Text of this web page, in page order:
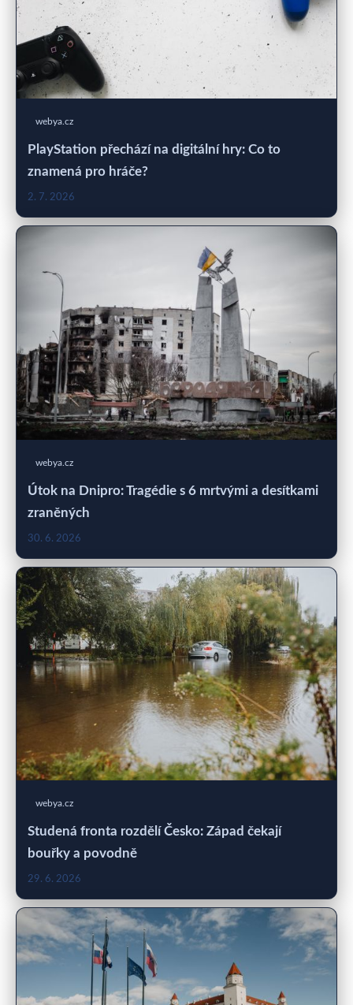
webya.cz
PlayStation přechází na digitální hry: Co to
znamená pro hráče?
2. 7. 2026
webya.cz
Útok na Dnipro: Tragédie s 6 mrtvými a desítkami
zraněných
30. 6. 2026
webya.cz
Studená fronta rozdělí Česko: Západ čekají
bouřky a povodně
29. 6. 2026